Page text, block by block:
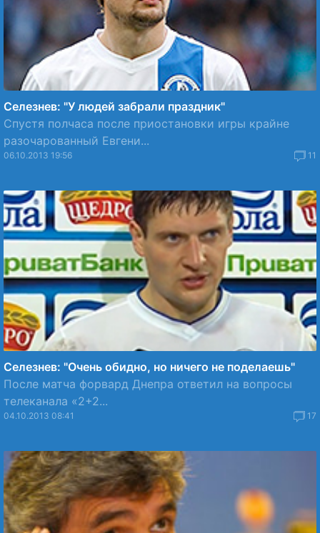
Селезнев: "У людей забрали праздник"
Спустя полчаса после приостановки игры крайне
разочарованный Евгени...
06.10.2013 19:56 11
Селезнев: "Очень обидно, но ничего не поделаешь"
После матча форвард Днепра ответил на вопросы
телеканала «2+2...
04.10.2013 08:41 17